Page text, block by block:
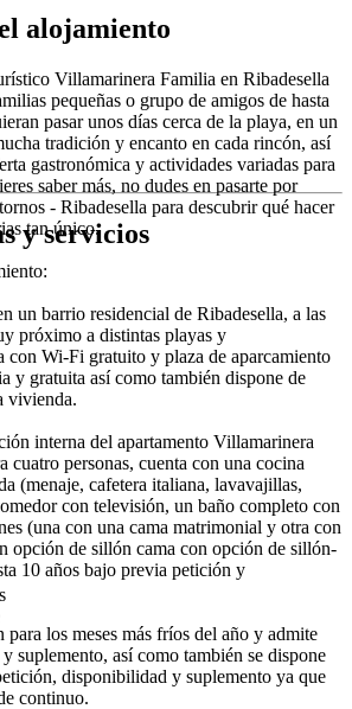
alojamiento
Villamarinera Familia en Ribadesella
pequeñas o grupo de amigos de hasta
pasar unos días cerca de la playa, en un
tradición y encanto en cada rincón, así
gastronómica y actividades variadas para
saber más, no dudes en pasarte por
- Ribadesella para descubrir qué hacer
tan único.
un barrio residencial de Ribadesella, a las
próximo a distintas playas y
con Wi-Fi gratuito y plaza de aparcamiento
y gratuita así como también dispone de
vivienda.
interna del apartamento Villamarinera
cuatro personas, cuenta con una cocina
(menaje, cafetera italiana, lavavajillas,
con televisión, un baño completo con
(una con una cama matrimonial y otra con
opción de sillón cama con opción de sillón-
10 años bajo previa petición y
los meses más fríos del año y admite
suplemento, así como también se dispone
disponibilidad y suplemento ya que
continuo.
y servicios